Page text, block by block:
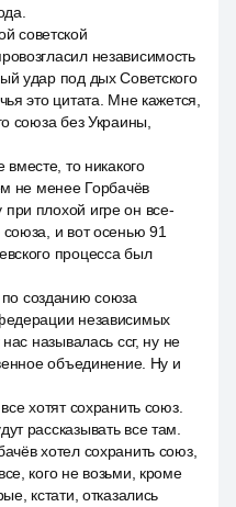
советской
независимость
удар под дых Советского
это цитата. Мне кажется,
союза без Украины,
то никакого
не менее Горбачёв
плохой игре он все-
и вот осенью 91
процесса был
по созданию союза
независимых
называлась ссг, ну не
объединение. Ну и
хотят сохранить союз.
рассказывать все там.
хотел сохранить союз,
кого не возьми, кроме
кстати, отказались